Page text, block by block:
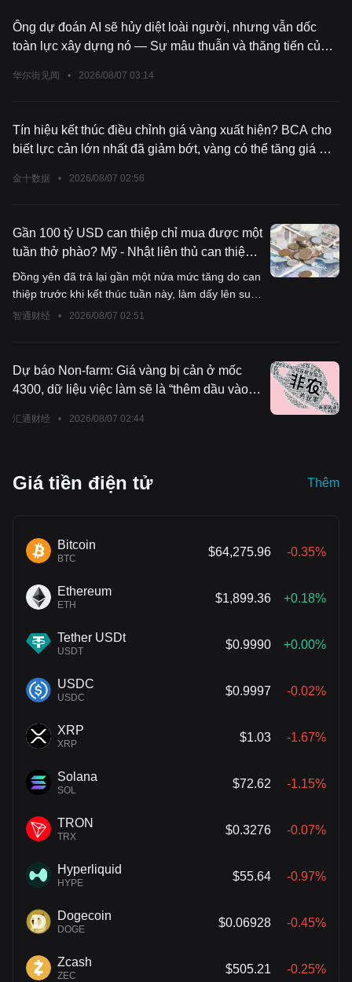
Ông dự đoán AI sẽ hủy diệt loài người, nhưng vẫn dốc
toàn lực xây dựng nó — Sự mâu thuẫn và thăng tiến của
华尔街见闻 • 2026/08/07 03:14
Tín hiệu kết thúc điều chỉnh giá vàng xuất hiện? BCA cho
biết lực cản lớn nhất đã giảm bớt, vàng có thể tăng giá mà
金十数据 • 2026/08/07 02:56
Gần 100 tỷ USD can thiệp chỉ mua được một
tuần thở phào? Mỹ - Nhật liên thủ can thiệp
nhưng hiệu quả giảm gần một nửa, đồng yên
lại áp sát mốc 160
Đồng yên đã trả lại gần một nửa mức tăng do can
thiệp trước khi kết thúc tuần này, làm dấy lên suy
đoán của các nhà giao dịch rằng giới chức có thể
quanh mức 158,45, thấp hơn nhiều so với mức
mạnh 155,23 đạt được vào thứ Hai.
智通财经 • 2026/08/07 02:51
Dự báo Non-farm: Giá vàng bị cản ở mốc
4300, dữ liệu việc làm sẽ là “thêm dầu vào
汇通财经 • 2026/08/07 02:44
Giá tiền điện tử Thêm
Bitcoin
BTC
$64,275.96 -0.35%
Ethereum
ETH
$1,899.36 +0.18%
Tether USDt
USDT
$0.9990 +0.00%
USDC
USDC
$0.9997 -0.02%
XRP
XRP
$1.03 -1.67%
Solana
SOL
$72.62 -1.15%
TRON
TRX
$0.3276 -0.07%
Hyperliquid
HYPE
$55.64 -0.97%
Dogecoin
DOGE
$0.06928 -0.45%
Zcash
ZEC
$505.21 -0.25%